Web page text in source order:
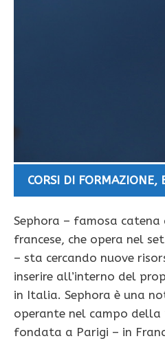
CORSI DI FORMAZIONE,
Sephora – famosa
francese, che opera nel
– sta cercando nuove
inserire all’interno del
in Italia. Sephora è una
operante nel campo
fondata a Parigi – in